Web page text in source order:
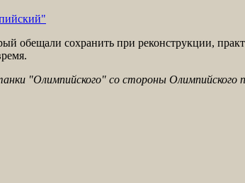
обещали сохранить при реконструкции,
"Олимпийского" со стороны Олимпийского